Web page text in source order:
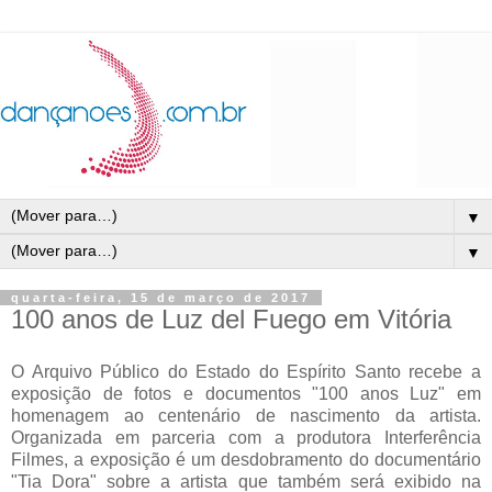
▼
▼
quarta-feira, 15 de março de 2017
100 anos de Luz del Fuego em Vitória
O Arquivo Público do Estado do Espírito Santo recebe a
exposição de fotos e documentos "100 anos Luz" em
homenagem ao centenário de nascimento da artista.
Organizada em parceria com a produtora Interferência
Filmes, a exposição é um desdobramento do documentário
"Tia Dora" sobre a artista que também será exibido na